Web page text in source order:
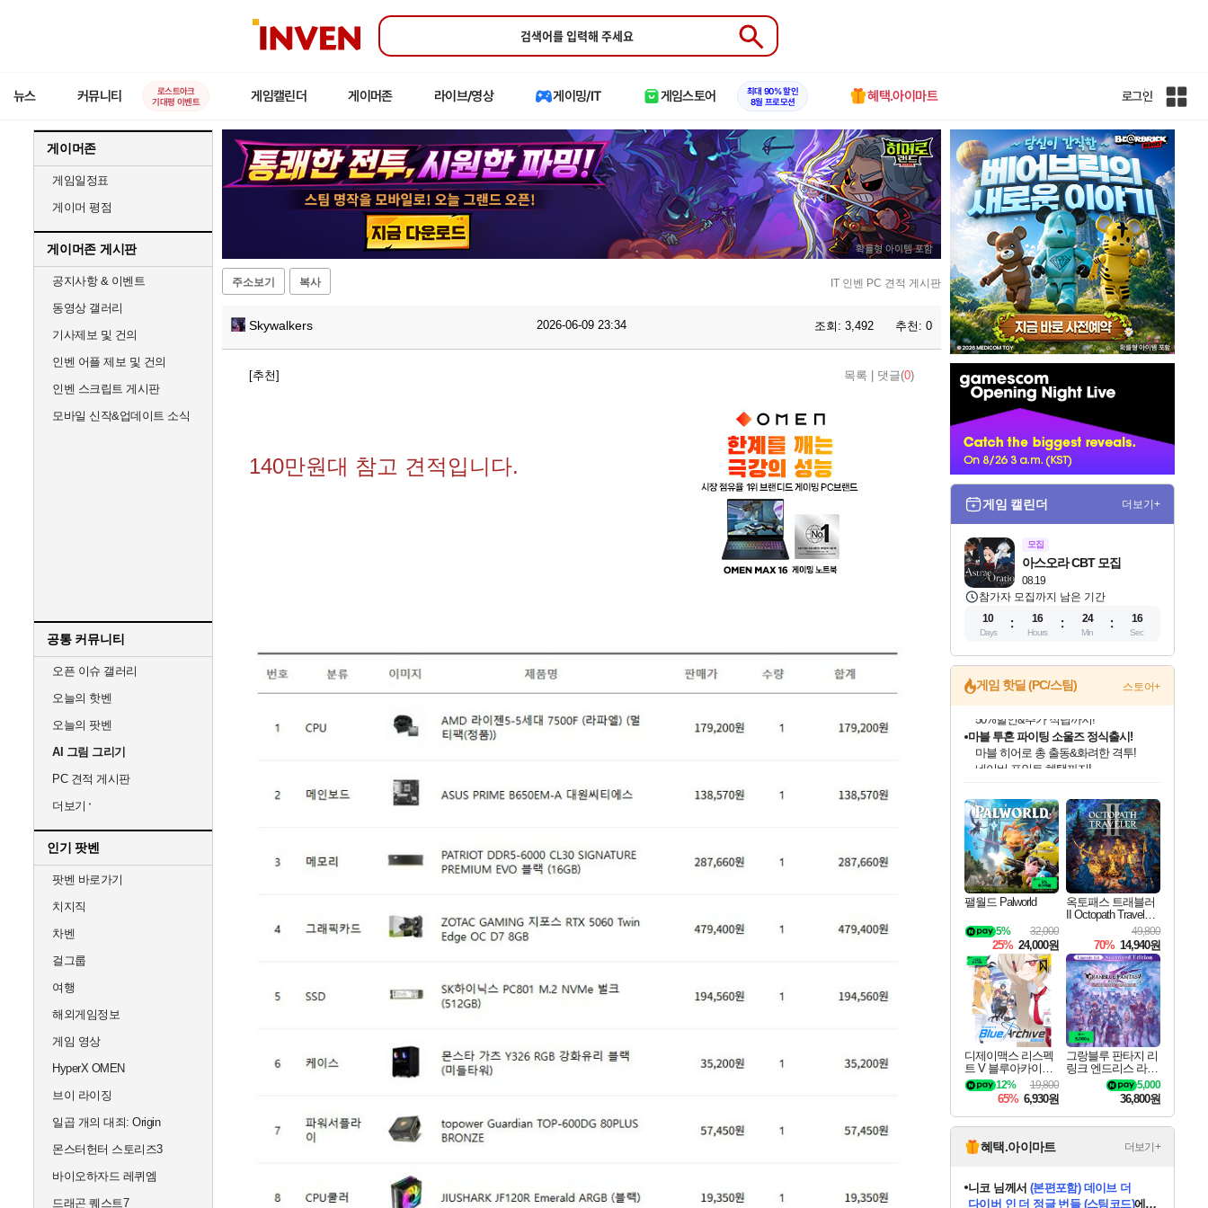
인
Submit
뉴스 커뮤니티
로스트아크
기대평 이벤트
게임캘린더 게이머존 라이브/영상 게이밍/IT 게임스토어
최대 90% 할인
8월 프로모션
혜택.아이마트 로그인
인
게이머존
게임일정표
게이머 평점
게이머존 게시판
공지사항 & 이벤트
동영상 갤러리
기사제보 및 건의
인벤 어플 제보 및 건의
인벤 스크립트 게시판
모바일 신작&업데이트 소식
공통 커뮤니티
오픈 이슈 갤러리
오늘의 핫벤
오늘의 팟벤
AI 그림 그리기
PC 견적 게시판
더보기
인기 팟벤
팟벤 바로가기
치지직
차벤
걸그룹
여행
해외게임정보
게임 영상
HyperX OMEN
브이 라이징
일곱 개의 대죄: Origin
몬스터헌터 스토리즈3
바이오하자드 레퀴엠
드래곤 퀘스트7
주소보기 복사 IT 인벤 PC 견적 게시판
Skywalkers 2026-06-09 23:34 조회: 3,492 추천: 0
[추천] 목록 댓글(0)
140만원대 참고 견적입니다.
벤
게임 캘린더 더보기+
모집
08.19
아스오라 CBT 모집
참가자 모집까지 남은 기간
10
Days
16
Hours
24
Min
14
Sec
게임 핫딜 (PC/스팀) 스토어+
최대 90% 할인가를 만나보세요!
네이버혜택과 함께 만나보세요!
50%할인&추가 적립까지!
마블 투혼 파이팅 소울즈 정식출시!
마블 히어로 총 출동&화려한 격투!
네이버 포인트 혜택까지!
이니&베니 혜택까지!
네이버 혜택가와 함께 예약하세요!
할인&네이버혜택으로 만나보세요!
네이버페이 혜택과 만나보세요!
40주년 프로모션으로 만나보세요!
할인가에 만나보세요!
일부 에디션 상시 할인!
혜택으로 예약 판매 중
편안하게 충전하세요
팰월드 Palworld
32,000
5%
25% 24,000원
옥토패스 트래블러
II Octopath Traveler I
49,800
70% 14,940원
디제이맥스 리스펙
트 V 블루아카이브
팩 DJMAX RESPE
CT V Blue Archive P
ack DLC
19,800
12%
65% 6,930원
그랑블루 판타지 리
링크 엔드리스 라그
나로크 업그레이드
킷 Granblue Fantasy
Relink Endless Ragn
arok Upgrade Kit DL
C
5,000
36,800원
혜택.아이마트 더보기+
니코님께서 (본편포함) 데이브 더
다이버 인 더 정글 번들 (스팀코드)에